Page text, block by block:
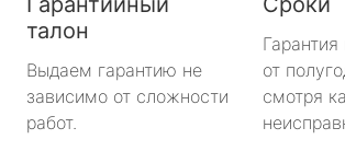
талон
Выдаем гарантию не
зависимо от сложности
работ.
от
смотря